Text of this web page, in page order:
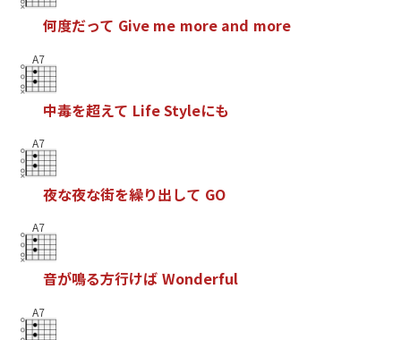
何度だって Give me more and more
A7
中毒を超えて LifeStyleにも
A7
夜な夜な街を繰り出して GO
A7
音が鳴る方行けば Wonderful
A7